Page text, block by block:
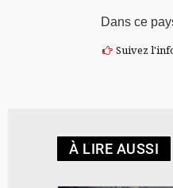
Dans ce
Suivez
À LIRE AUSSI